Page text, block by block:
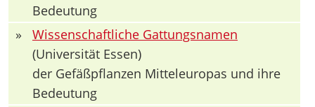
Bedeutung
»
Wissenschaftliche Gattungsnamen
(Universität Essen)
der Gefäßpflanzen Mitteleuropas und ihre
Bedeutung